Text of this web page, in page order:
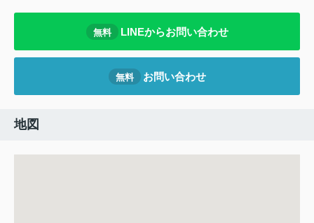
無料 LINEからお問い合わせ
無料 お問い合わせ
地図